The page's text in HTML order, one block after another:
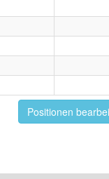
Positionen